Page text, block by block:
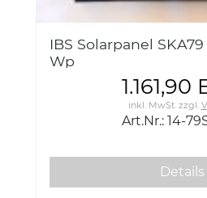
IBS Solarpanel
Wp
1.161,90
inkl. MwSt.zzgl.
Art.Nr.: 14-
Details